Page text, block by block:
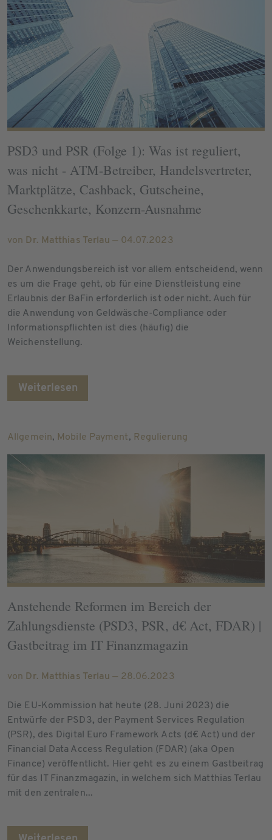
PSD3 und PSR (Folge 1): Was ist reguliert,
was nicht - ATM-Betreiber, Handelsvertreter,
Marktplätze, Cashback, Gutscheine,
Geschenkkarte, Konzern-Ausnahme
von Dr. Matthias Terlau — 04.07.2023
Der Anwendungsbereich ist vor allem entscheidend, wenn
es um die Frage geht, ob für eine Dienstleistung eine
Erlaubnis der BaFin erforderlich ist oder nicht. Auch für
die Anwendung von Geldwäsche-Compliance oder
Informationspflichten ist dies (häufig) die
Weichenstellung.
Weiterlesen
Allgemein, Mobile Payment, Regulierung
Anstehende Reformen im Bereich der
Zahlungsdienste (PSD3, PSR, d€ Act, FDAR) |
Gastbeitrag im IT Finanzmagazin
von Dr. Matthias Terlau — 28.06.2023
Die EU-Kommission hat heute (28. Juni 2023) die
Entwürfe der PSD3, der Payment Services Regulation
(PSR), des Digital Euro Framework Acts (d€ Act) und der
Financial Data Access Regulation (FDAR) (aka Open
Finance) veröffentlicht. Hier geht es zu einem Gastbeitrag
für das IT Finanzmagazin, in welchem sich Matthias Terlau
mit den zentralen...